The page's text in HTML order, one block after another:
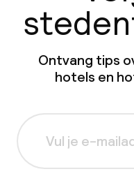
Ontvang tips
hotels en